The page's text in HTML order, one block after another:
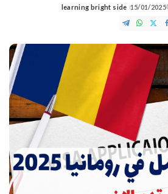
15/01/2025
Posted
by
learning bright side